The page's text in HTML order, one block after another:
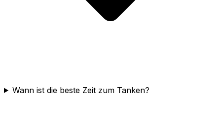
Wann ist die beste Zeit zum Tanken?